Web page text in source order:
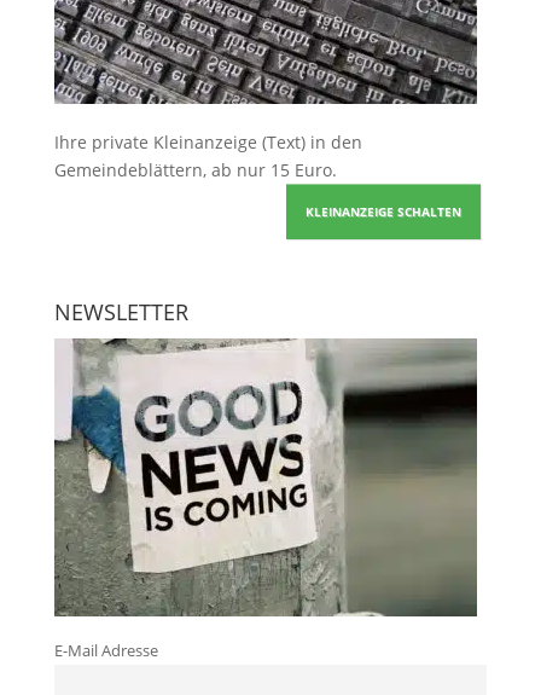
Ihre private Kleinanzeige (Text) in den
Gemeindeblättern, ab nur 15 Euro.
KLEINANZEIGE SCHALTEN
NEWSLETTER
E-Mail Adresse